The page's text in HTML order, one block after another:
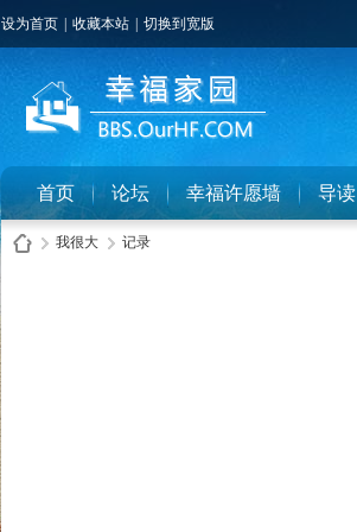
设为首页 收藏本站 切换到宽版
首页 论坛 幸福许愿墙 导读
我很大 记录